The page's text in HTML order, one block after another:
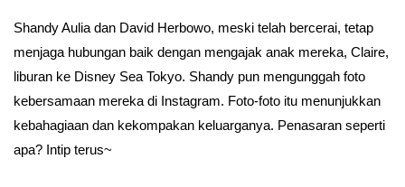
Shandy Aulia dan David Herbowo, meski telah bercerai, tetap
menjaga hubungan baik dengan mengajak anak mereka, Claire,
liburan ke Disney Sea Tokyo. Shandy pun mengunggah foto
kebersamaan mereka di Instagram. Foto-foto itu menunjukkan
kebahagiaan dan kekompakan keluarganya. Penasaran seperti
apa? Intip terus~